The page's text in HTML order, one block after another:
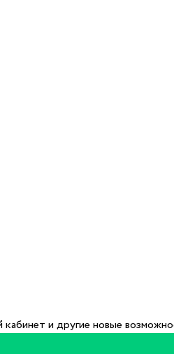
кабинет и другие новые